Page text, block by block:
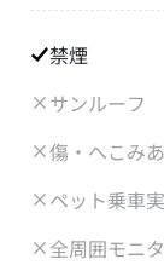
禁煙
サンルーフ
傷・へこみ
ペット乗車
全周囲モニ